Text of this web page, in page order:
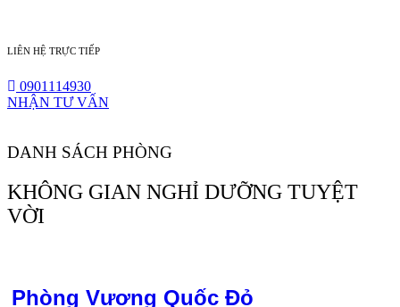
LIÊN HỆ TRỰC TIẾP
0901114930
NHẬN TƯ VẤN
DANH SÁCH PHÒNG
KHÔNG GIAN NGHỈ DƯỠNG TUYỆT
VỜI
Phòng Vương Quốc Đỏ